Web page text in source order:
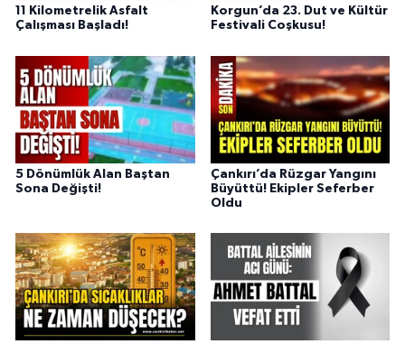
11 Kilometrelik Asfalt
Çalışması Başladı!
Korgun’da 23. Dut ve Kültür
Festivali Coşkusu!
5 Dönümlük Alan Baştan
Sona Değişti!
Çankırı’da Rüzgar Yangını
Büyüttü! Ekipler Seferber
Oldu